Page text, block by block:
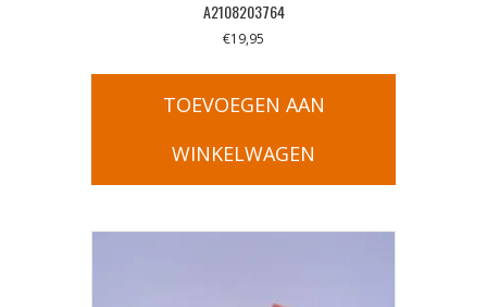
A2108203764
€19,95
TOEVOEGEN AAN
WINKELWAGEN